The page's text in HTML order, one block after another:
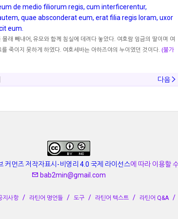
de medio filiorum regis, cum interficerentur,
quae absconderat eum, erat filia regis Ioram, uxor
eum.
래 빼내어, 유모와 함께 침실에 데려다 놓았다. 여호람 임금의 딸이며 여
죽이지 못하게 하였다. 여호세바는 아하즈야의 누이였던 것이다. (불가
다음
커먼즈 저작자표시-비영리 4.0 국제 라이선스에 따라 이용할
bab2min@gmail.com
지사항 라틴어 명언들 도구 라틴어 텍스트 라틴어 Q&A